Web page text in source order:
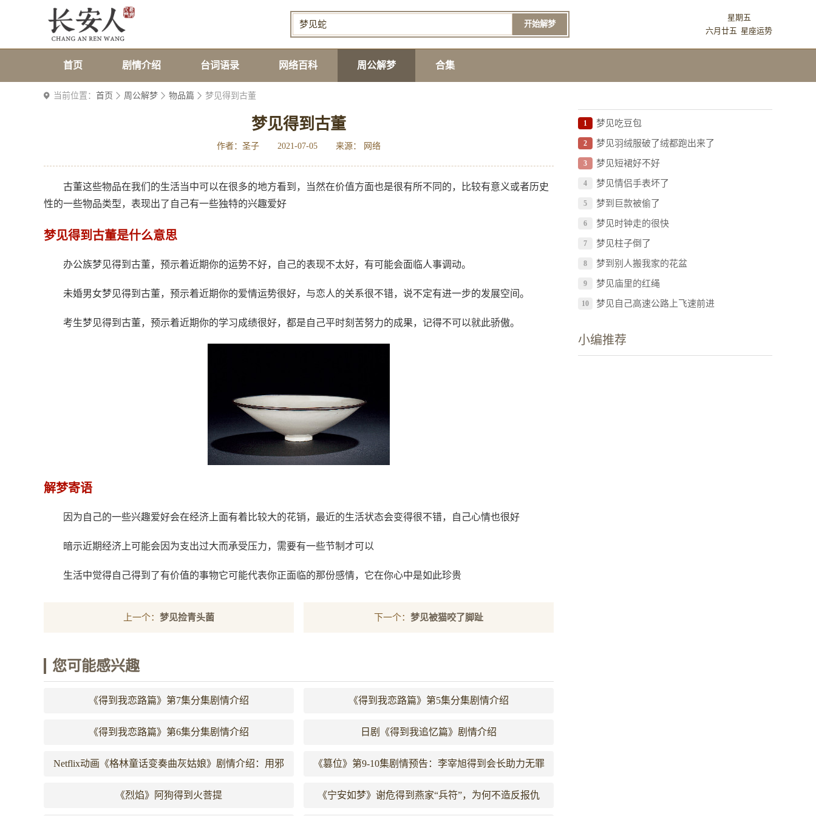
开始解梦
星期五
六月廿五 星座运势
首页 剧情介绍 台词语录 网络百科 周公解梦 合集
当前位置： 首页 周公解梦 物品篇 梦见得到古董
梦见得到古董
作者：圣子 2021-07-05 来源： 网络
古董这些物品在我们的生活当中可以在很多的地方看到，当然在价值方面也是很有所不同的，比较有意义或者历史
性的一些物品类型，表现出了自己有一些独特的兴趣爱好
梦见得到古董是什么意思
办公族梦见得到古董，预示着近期你的运势不好，自己的表现不太好，有可能会面临人事调动。
未婚男女梦见得到古董，预示着近期你的爱情运势很好，与恋人的关系很不错，说不定有进一步的发展空间。
考生梦见得到古董，预示着近期你的学习成绩很好，都是自己平时刻苦努力的成果，记得不可以就此骄傲。
解梦寄语
因为自己的一些兴趣爱好会在经济上面有着比较大的花销，最近的生活状态会变得很不错，自己心情也很好
暗示近期经济上可能会因为支出过大而承受压力，需要有一些节制才可以
生活中觉得自己得到了有价值的事物它可能代表你正面临的那份感情，它在你心中是如此珍贵
上一个： 梦见捡青头菌 下一个：梦见被猫咬了脚趾
您可能感兴趣
《得到我恋路篇》第7集分集剧情介绍 《得到我恋路篇》第5集分集剧情介绍
《得到我恋路篇》第6集分集剧情介绍 日剧《得到我追忆篇》剧情介绍
Netflix动画《格林童话变奏曲灰姑娘》剧情介绍：用邪
恶的手段努力得到幸福不行吗
《篡位》第9-10集剧情预告：李宰旭得到会长助力无罪
释放
《烈焰》阿狗得到火菩提 《宁安如梦》谢危得到燕家“兵符”，为何不造反报仇
1 梦见吃豆包
2 梦见羽绒服破了绒都跑出来了
3 梦见短裙好不好
4 梦见情侣手表坏了
5 梦到巨款被偷了
6 梦见时钟走的很快
7 梦见柱子倒了
8 梦到别人搬我家的花盆
9 梦见庙里的红绳
10 梦见自己高速公路上飞速前进
小编推荐